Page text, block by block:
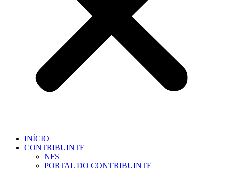
INÍCIO
CONTRIBUINTE
NFS
PORTAL DO CONTRIBUINTE